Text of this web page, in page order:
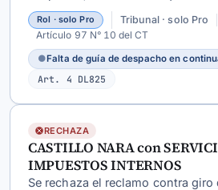
era continuación de operación
documentada y no una nueva
independiente.
Rol · solo Pro Tribunal · solo Pro
Artículo 97 N° 10 del CT
●Falta de guía de despacho en
Art. 4 DL825
RECHAZA
CASTILLO NARA con
IMPUESTOS INTERNOS
Se rechaza el reclamo contra